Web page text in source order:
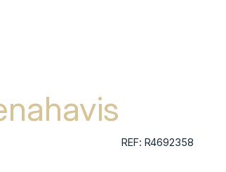
REF: R4692358